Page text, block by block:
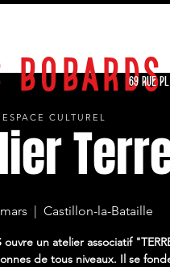
BOBARDS
69 RUE
ESPACE CULTUREL
  |
Castillon-la-Bataille
ouvre un atelier associatif
de tous niveaux. Il se